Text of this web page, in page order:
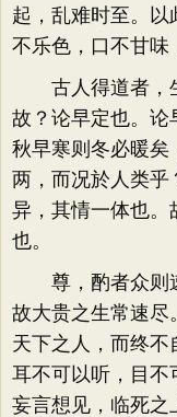
起，乱难时至。以
不乐色，口不甘味
古人得道者，
故？论早定也。论
秋早寒则冬必暖矣
两，而况於人类乎
异，其情一体也。
也。
尊，酌者众则速
故大贵之生常速尽
天下之人，而终不
耳不可以听，目不
妄言想见，临死之